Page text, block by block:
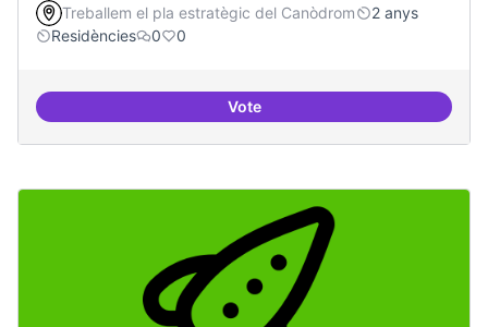
Treballem el pla estratègic del Canòdrom
2 anys
Residències
0 0
Vote20 projectes residents